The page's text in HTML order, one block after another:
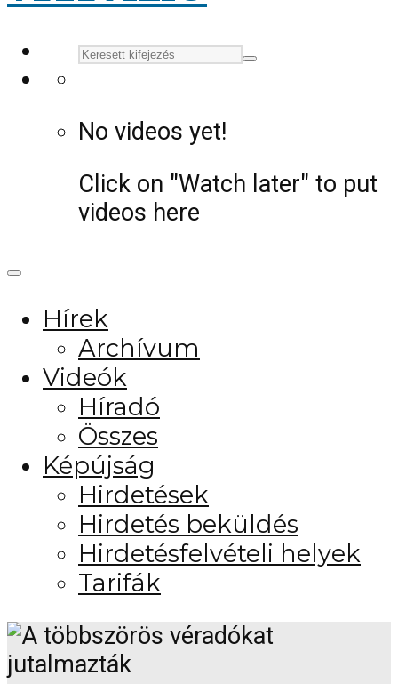
No videos yet!
Click on "Watch later" to put
videos here
Hírek
Archívum
Videók
Híradó
Összes
Képújság
Hirdetések
Hirdetés beküldés
Hirdetésfelvételi helyek
Tarifák